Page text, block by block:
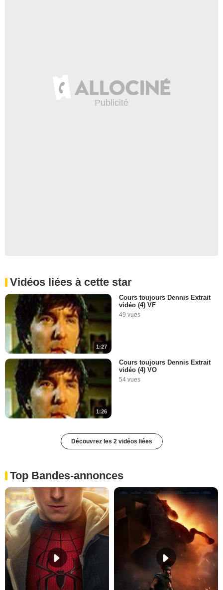
Vidéos liées à cette star
1:27
Cours toujours Dennis Extrait
vidéo (4) VF
49 vues
1:26
Cours toujours Dennis Extrait
vidéo (4) VO
54 vues
Découvrez les 2 vidéos liées
Top Bandes-annonces